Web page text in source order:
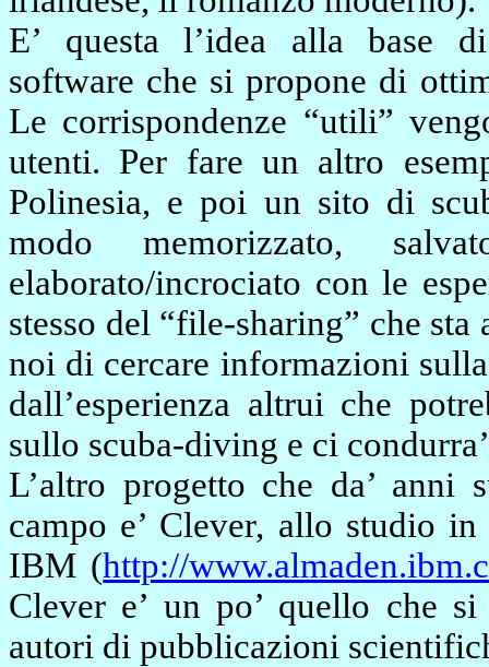
E’ questa l’idea alla base
software che si propone di
Le corrispondenze “utili”
utenti. Per fare un altro
Polinesia, e poi un sito di
modo memorizzato,
elaborato/incrociato con le
stesso del “file-sharing” che sta
noi di cercare informazioni
dall’esperienza altrui che
sullo scuba-diving e ci
L’altro progetto che da’ anni
campo e’ Clever, allo studio
IBM (http://
Clever e’ un po’ quello che
autori di pubblicazioni